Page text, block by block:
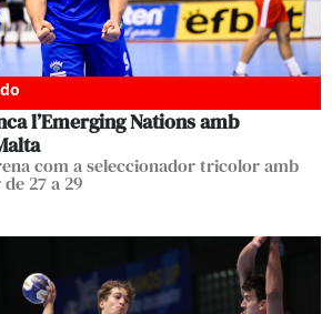
l’Emerging Nations amb
com a seleccionador tricolor amb
27 a 29